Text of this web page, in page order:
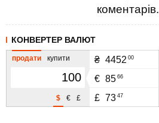
коментарів.
КОНВЕРТЕР ВАЛЮТ
продати купити
£
€
$
₴ 4452 00
€ 85 66
£ 73 47